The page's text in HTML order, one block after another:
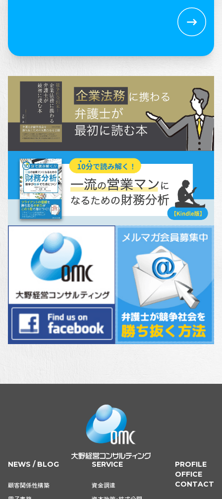
NEWS / BLOG
顧客関係性構築
SERVICE
資金調達
PROFILE
OFFICE
CONTACT